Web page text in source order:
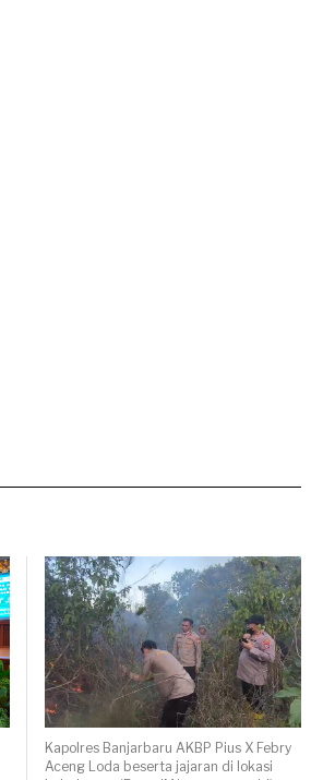
Kapolres Banjarbaru AKBP Pius X Febry
Aceng Loda beserta jajaran di lokasi